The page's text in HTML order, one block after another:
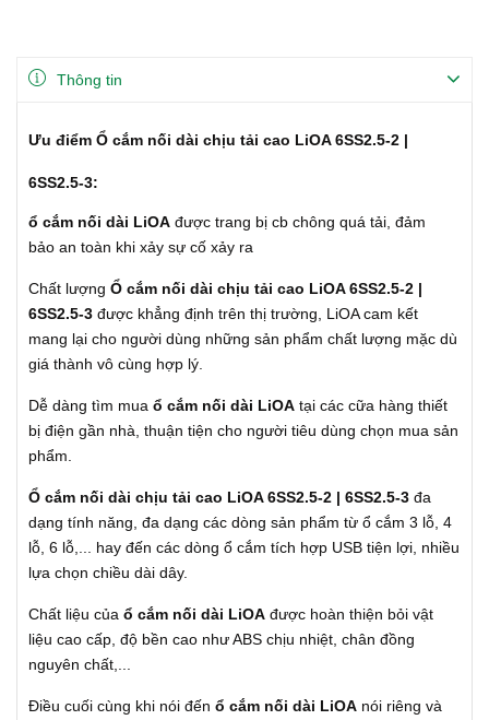
Thông tin
Ưu điểm Ổ cắm nối dài chịu tải cao LiOA 6SS2.5-2 |
6SS2.5-3:
ổ cắm nối dài LiOA được trang bị cb chông quá tải, đảm
bảo an toàn khi xảy sự cố xảy ra
Chất lượng Ổ cắm nối dài chịu tải cao LiOA 6SS2.5-2 |
6SS2.5-3 được khẳng định trên thị trường, LiOA cam kết
mang lại cho người dùng những sản phẩm chất lượng mặc dù
giá thành vô cùng hợp lý.
Dễ dàng tìm mua ổ cắm nối dài LiOA tại các cữa hàng thiết
bị điện gần nhà, thuận tiện cho người tiêu dùng chọn mua sản
phẩm.
Ổ cắm nối dài chịu tải cao LiOA 6SS2.5-2 | 6SS2.5-3 đa
dạng tính năng, đa dạng các dòng sản phẩm từ ổ cắm 3 lỗ, 4
lỗ, 6 lỗ,... hay đến các dòng ổ cắm tích hợp USB tiện lợi, nhiều
lựa chọn chiều dài dây.
Chất liệu của ổ cắm nối dài LiOA được hoàn thiện bỏi vật
liệu cao cấp, độ bền cao như ABS chịu nhiệt, chân đồng
nguyên chất,...
Điều cuối cùng khi nói đến ổ cắm nối dài LiOA nói riêng và